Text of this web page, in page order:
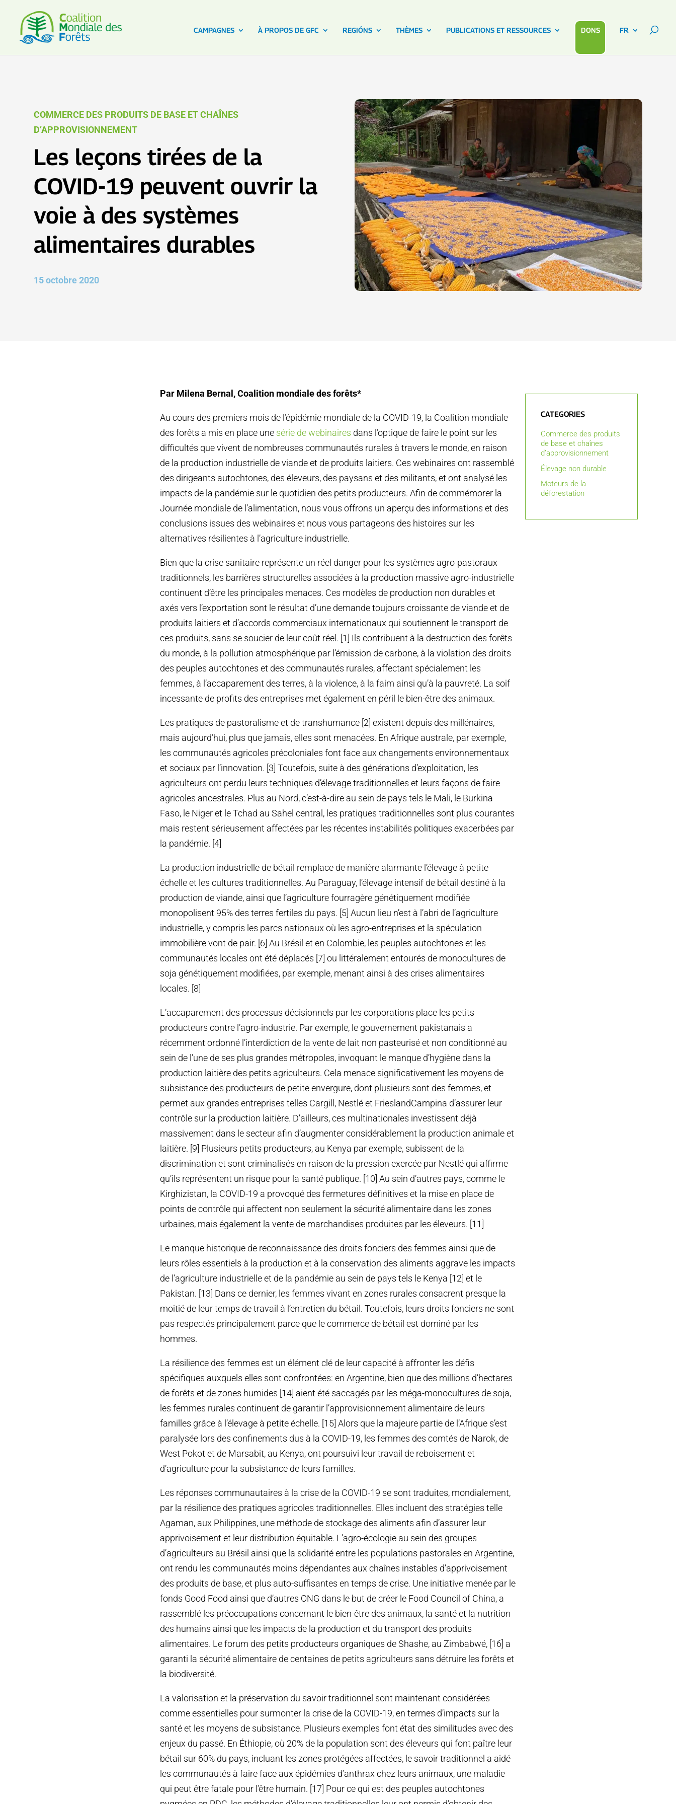
CAMPAGNES À PROPOS DE GFC REGIÓNS THÈMES PUBLICATIONS ET RESSOURCES DONS FR
COMMERCE DES PRODUITS DE BASE ET CHAÎNES
D’APPROVISIONNEMENT
Les leçons tirées de la
COVID-19 peuvent ouvrir la
voie à des systèmes
alimentaires durables
15 octobre 2020
Par Milena Bernal, Coalition mondiale des forêts*
Au cours des premiers mois de l’épidémie mondiale de la COVID-19, la Coalition mondiale
des forêts a mis en place une série de webinaires dans l’optique de faire le point sur les
difficultés que vivent de nombreuses communautés rurales à travers le monde, en raison
de la production industrielle de viande et de produits laitiers. Ces webinaires ont rassemblé
des dirigeants autochtones, des éleveurs, des paysans et des militants, et ont analysé les
impacts de la pandémie sur le quotidien des petits producteurs. Afin de commémorer la
Journée mondiale de l’alimentation, nous vous offrons un aperçu des informations et des
conclusions issues des webinaires et nous vous partageons des histoires sur les
alternatives résilientes à l’agriculture industrielle.
Bien que la crise sanitaire représente un réel danger pour les systèmes agro-pastoraux
traditionnels, les barrières structurelles associées à la production massive agro-industrielle
continuent d’être les principales menaces. Ces modèles de production non durables et
axés vers l’exportation sont le résultat d’une demande toujours croissante de viande et de
produits laitiers et d’accords commerciaux internationaux qui soutiennent le transport de
ces produits, sans se soucier de leur coût réel. [1] Ils contribuent à la destruction des forêts
du monde, à la pollution atmosphérique par l’émission de carbone, à la violation des droits
des peuples autochtones et des communautés rurales, affectant spécialement les
femmes, à l’accaparement des terres, à la violence, à la faim ainsi qu’à la pauvreté. La soif
incessante de profits des entreprises met également en péril le bien-être des animaux.
Les pratiques de pastoralisme et de transhumance [2] existent depuis des millénaires,
mais aujourd’hui, plus que jamais, elles sont menacées. En Afrique australe, par exemple,
les communautés agricoles précoloniales font face aux changements environnementaux
et sociaux par l’innovation. [3] Toutefois, suite à des générations d’exploitation, les
agriculteurs ont perdu leurs techniques d’élevage traditionnelles et leurs façons de faire
agricoles ancestrales. Plus au Nord, c’est-à-dire au sein de pays tels le Mali, le Burkina
Faso, le Niger et le Tchad au Sahel central, les pratiques traditionnelles sont plus courantes
mais restent sérieusement affectées par les récentes instabilités politiques exacerbées par
la pandémie. [4]
La production industrielle de bétail remplace de manière alarmante l’élevage à petite
échelle et les cultures traditionnelles. Au Paraguay, l‘élevage intensif de bétail destiné à la
production de viande, ainsi que l’agriculture fourragère génétiquement modifiée
monopolisent 95% des terres fertiles du pays. [5] Aucun lieu n’est à l’abri de l’agriculture
industrielle, y compris les parcs nationaux où les agro-entreprises et la spéculation
immobilière vont de pair. [6] Au Brésil et en Colombie, les peuples autochtones et les
communautés locales ont été déplacés [7] ou littéralement entourés de monocultures de
soja génétiquement modifiées, par exemple, menant ainsi à des crises alimentaires
locales. [8]
L’accaparement des processus décisionnels par les corporations place les petits
producteurs contre l’agro-industrie. Par exemple, le gouvernement pakistanais a
récemment ordonné l’interdiction de la vente de lait non pasteurisé et non conditionné au
sein de l’une de ses plus grandes métropoles, invoquant le manque d’hygiène dans la
production laitière des petits agriculteurs. Cela menace significativement les moyens de
subsistance des producteurs de petite envergure, dont plusieurs sont des femmes, et
permet aux grandes entreprises telles Cargill, Nestlé et FrieslandCampina d’assurer leur
contrôle sur la production laitière. D’ailleurs, ces multinationales investissent déjà
massivement dans le secteur afin d’augmenter considérablement la production animale et
laitière. [9] Plusieurs petits producteurs, au Kenya par exemple, subissent de la
discrimination et sont criminalisés en raison de la pression exercée par Nestlé qui affirme
qu’ils représentent un risque pour la santé publique. [10] Au sein d’autres pays, comme le
Kirghizistan, la COVID-19 a provoqué des fermetures définitives et la mise en place de
points de contrôle qui affectent non seulement la sécurité alimentaire dans les zones
urbaines, mais également la vente de marchandises produites par les éleveurs. [11]
Le manque historique de reconnaissance des droits fonciers des femmes ainsi que de
leurs rôles essentiels à la production et à la conservation des aliments aggrave les impacts
de l’agriculture industrielle et de la pandémie au sein de pays tels le Kenya [12] et le
Pakistan. [13] Dans ce dernier, les femmes vivant en zones rurales consacrent presque la
moitié de leur temps de travail à l’entretien du bétail. Toutefois, leurs droits fonciers ne sont
pas respectés principalement parce que le commerce de bétail est dominé par les
hommes.
La résilience des femmes est un élément clé de leur capacité à affronter les défis
spécifiques auxquels elles sont confrontées: en Argentine, bien que des millions d’hectares
de forêts et de zones humides [14] aient été saccagés par les méga-monocultures de soja,
les femmes rurales continuent de garantir l’approvisionnement alimentaire de leurs
familles grâce à l’élevage à petite échelle. [15] Alors que la majeure partie de l’Afrique s’est
paralysée lors des confinements dus à la COVID-19, les femmes des comtés de Narok, de
West Pokot et de Marsabit, au Kenya, ont poursuivi leur travail de reboisement et
d’agriculture pour la subsistance de leurs familles.
Les réponses communautaires à la crise de la COVID-19 se sont traduites, mondialement,
par la résilience des pratiques agricoles traditionnelles. Elles incluent des stratégies telle
Agaman, aux Philippines, une méthode de stockage des aliments afin d’assurer leur
apprivoisement et leur distribution équitable. L’agro-écologie au sein des groupes
d’agriculteurs au Brésil ainsi que la solidarité entre les populations pastorales en Argentine,
ont rendu les communautés moins dépendantes aux chaînes instables d’apprivoisement
des produits de base, et plus auto-suffisantes en temps de crise. Une initiative menée par le
fonds Good Food ainsi que d’autres ONG dans le but de créer le Food Council of China, a
rassemblé les préoccupations concernant le bien-être des animaux, la santé et la nutrition
des humains ainsi que les impacts de la production et du transport des produits
alimentaires. Le forum des petits producteurs organiques de Shashe, au Zimbabwé, [16] a
garanti la sécurité alimentaire de centaines de petits agriculteurs sans détruire les forêts et
la biodiversité.
La valorisation et la préservation du savoir traditionnel sont maintenant considérées
comme essentielles pour surmonter la crise de la COVID-19, en termes d’impacts sur la
santé et les moyens de subsistance. Plusieurs exemples font état des similitudes avec des
enjeux du passé. En Éthiopie, où 20% de la population sont des éleveurs qui font paître leur
bétail sur 60% du pays, incluant les zones protégées affectées, le savoir traditionnel a aidé
les communautés à faire face aux épidémies d’anthrax chez leurs animaux, une maladie
qui peut être fatale pour l’être humain. [17] Pour ce qui est des peuples autochtones
CATEGORIES
Commerce des produits
de base et chaînes
d’approvisionnement
Élevage non durable
Moteurs de la
déforestation